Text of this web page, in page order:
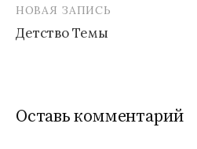
записям
НОВАЯ ЗАПИСЬ
Детство Темы
Оставь комментарий